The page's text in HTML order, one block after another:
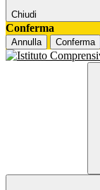
Chiudi
Conferma
Annulla Conferma